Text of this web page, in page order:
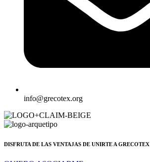
info@grecotex.org
DISFRUTA DE LAS VENTAJAS DE UNIRTE A GRECOTEX